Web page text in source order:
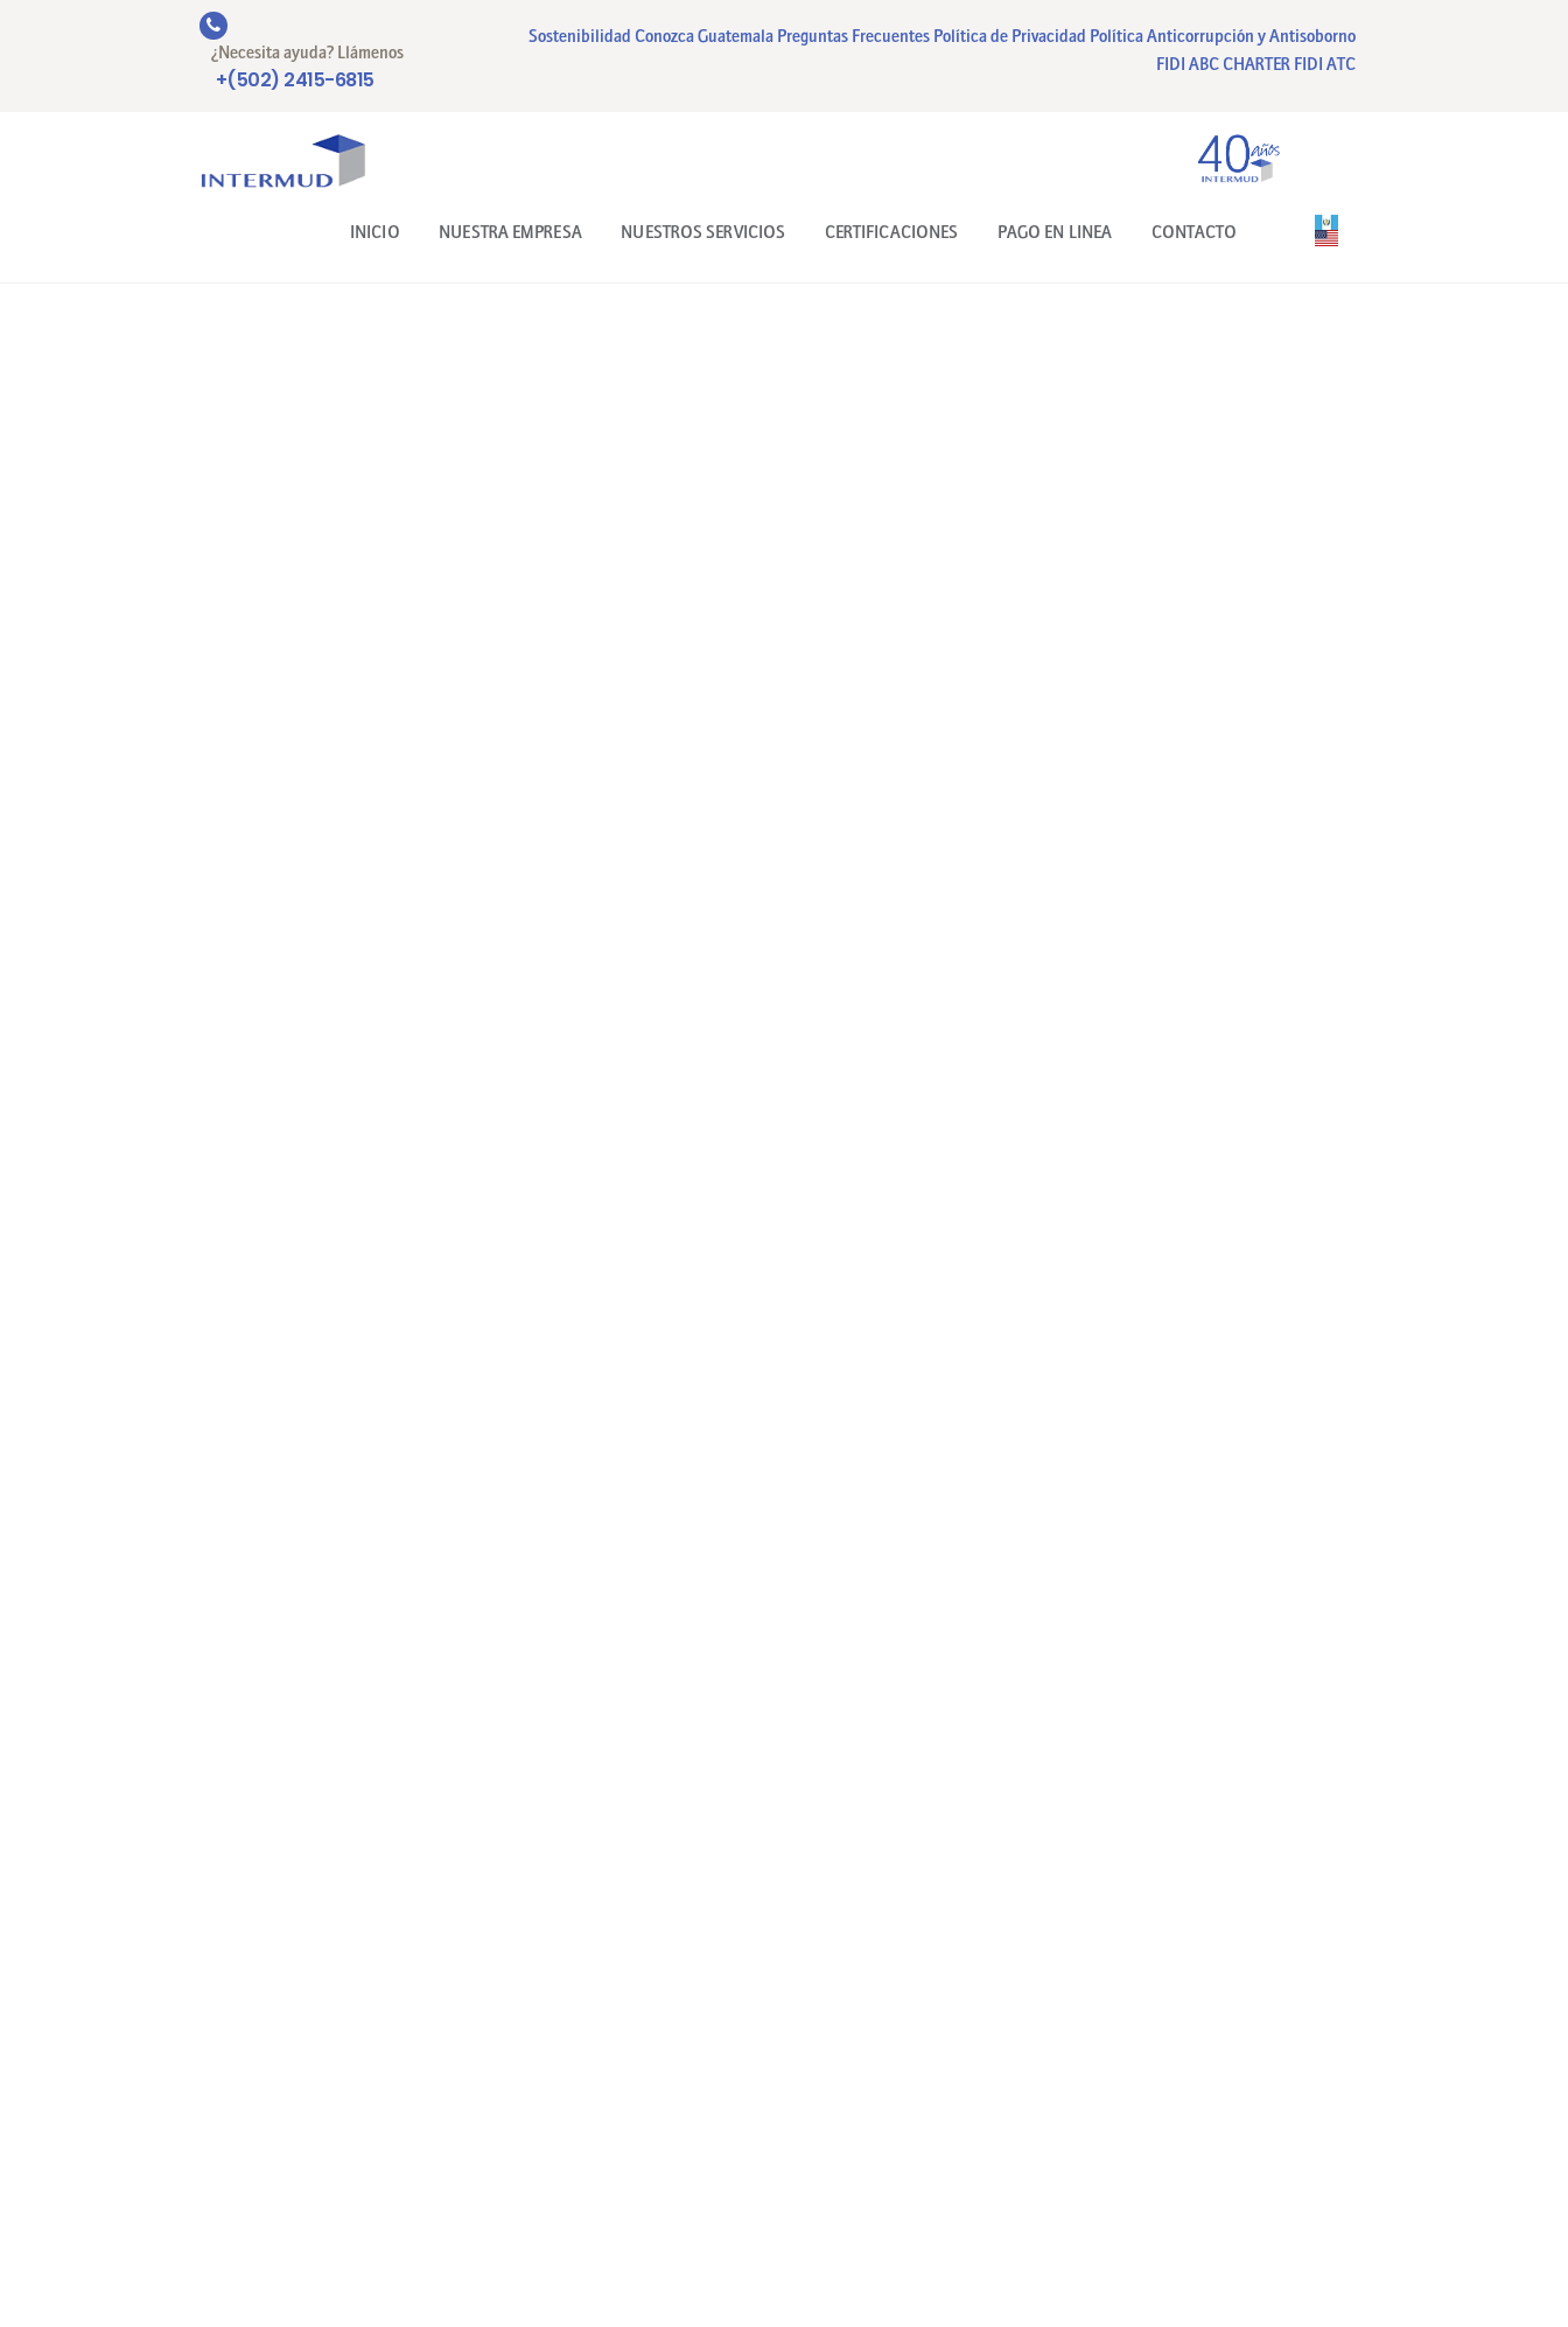
¿Necesita ayuda? Llámenos
+(502) 2415-6815
Sostenibilidad Conozca Guatemala Preguntas Frecuentes Política de Privacidad Política Anticorrupción y Antisoborno
FIDI ABC CHARTER FIDI ATC
INICIO NUESTRA EMPRESA NUESTROS SERVICIOS CERTIFICACIONES PAGO EN LINEA CONTACTO
INICIO